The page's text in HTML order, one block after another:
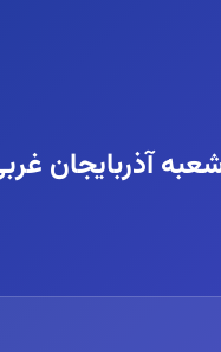
آذربایجان